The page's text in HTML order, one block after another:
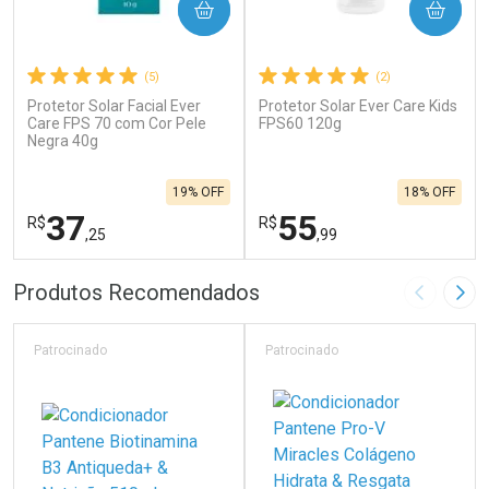
(5)
Protetor Solar Facial Ever
Care FPS 70 com Cor Pele
Negra 40g
R$37,25
19% OFF
COMPRAR
FECHAR
Laboratório
FECHAR
Por Menos
(2)
Protetor Solar Ever Care Kids
FPS60 120g
R$55,99
18% OFF
COMPRAR
Laboratório
Por Menos
Produtos Recomendados Imagem
Patrocinado Patrocinado